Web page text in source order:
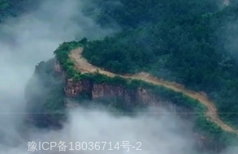
豫ICP备18036714号-2